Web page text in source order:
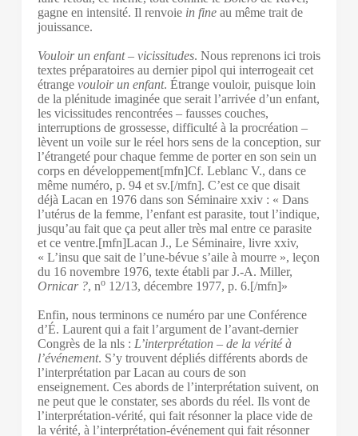
gagne en intensité. Il renvoie in fineau même trait de
jouissance.
Vouloir un enfant – vicissitudes. Nous reprenons ici trois
textes préparatoires au dernier pipol qui interrogeait cet
étrange vouloir un enfant. Étrange vouloir, puisque loin
de la plénitude imaginée que serait l’arrivée d’un enfant,
les vicissitudes rencontrées – fausses couches,
interruptions de grossesse, difficulté à la procréation –
lèvent un voile sur le réel hors sens de la conception, sur
l’étrangeté pour chaque femme de porter en son sein un
corps en développement[mfn]Cf. Leblanc V., dans ce
même numéro, p. 94 et sv.[/mfn]. C’est ce que disait
déjà Lacan en 1976 dans son Séminaire xxiv : « Dans
l’utérus de la femme, l’enfant est parasite, tout l’indique,
jusqu’au fait que ça peut aller très mal entre ce parasite
et ce ventre.[mfn]Lacan J., Le Séminaire, livre xxiv,
« L’insu que sait de l’une-bévue s’aile à mourre », leçon
du 16 novembre 1976, texte établi par J.-A. Miller,
Ornicar ?, no12/13, décembre 1977, p. 6.[/mfn]»
Enfin, nous terminons ce numéro par une Conférence
d’É. Laurent qui a fait l’argument de l’avant-dernier
Congrès de la nls : L’interprétation – de la vérité à
l’événement. S’y trouvent dépliés différents abords de
l’interprétation par Lacan au cours de son
enseignement. Ces abords de l’interprétation suivent, on
ne peut que le constater, ses abords du réel. Ils vont de
l’interprétation-vérité, qui fait résonner la place vide de
la vérité, à l’interprétation-événement qui fait résonner